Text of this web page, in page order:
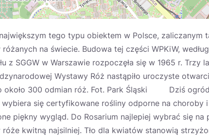
tego typu obiektem w Polsce, zaliczanym
na świecie. Budowa tej części WPKiW,
z SGGW w Warszawie rozpoczęła się w 1965 r. Trzy
Wystawy Róż nastąpiło uroczyste
około 300 odmian róż. Fot. Park Śląski Dziś
wybiera się certyfikowane rośliny odporne na choroby
piękny wygląd. Do Rosarium najlepiej wybrać się na
kwitną najsilniej. Tło dla kwiatów stanowią